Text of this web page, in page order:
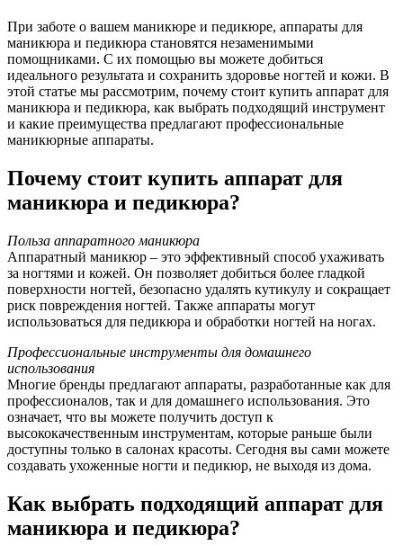
При заботе о вашем маникюре и педикюре, аппараты для
маникюра и педикюра становятся незаменимыми
помощниками. С их помощью вы можете добиться
идеального результата и сохранить здоровье ногтей и кожи. В
этой статье мы рассмотрим, почему стоит купить аппарат для
маникюра и педикюра, как выбрать подходящий инструмент
и какие преимущества предлагают профессиональные
маникюрные аппараты.
Почему стоит купить аппарат для
маникюра и педикюра?
Польза аппаратного маникюра
Аппаратный маникюр – это эффективный способ ухаживать
за ногтями и кожей. Он позволяет добиться более гладкой
поверхности ногтей, безопасно удалять кутикулу и сокращает
риск повреждения ногтей. Также аппараты могут
использоваться для педикюра и обработки ногтей на ногах.
Профессиональные инструменты для домашнего
использования
Многие бренды предлагают аппараты, разработанные как для
профессионалов, так и для домашнего использования. Это
означает, что вы можете получить доступ к
высококачественным инструментам, которые раньше были
доступны только в салонах красоты. Сегодня вы сами можете
создавать ухоженные ногти и педикюр, не выходя из дома.
Как выбрать подходящий аппарат для
маникюра и педикюра?